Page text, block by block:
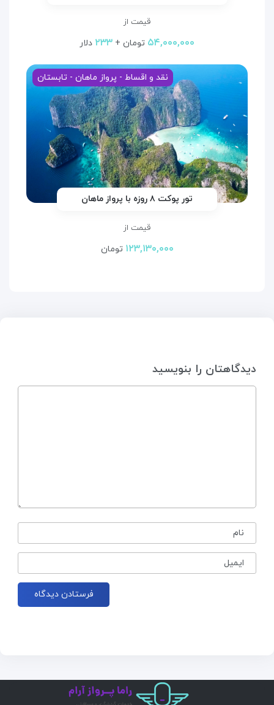
قیمت از
۵۴,۰۰۰,۰۰۰ تومان + ۲۳۳ دلار
نقد و اقساط - پرواز ماهان - تابستان
تور پوکت ۸ روزه با پرواز ماهان
قیمت از
۱۲۳,۱۳۰,۰۰۰ تومان
دیدگاهتان را بنویسید
نام
ایمیل